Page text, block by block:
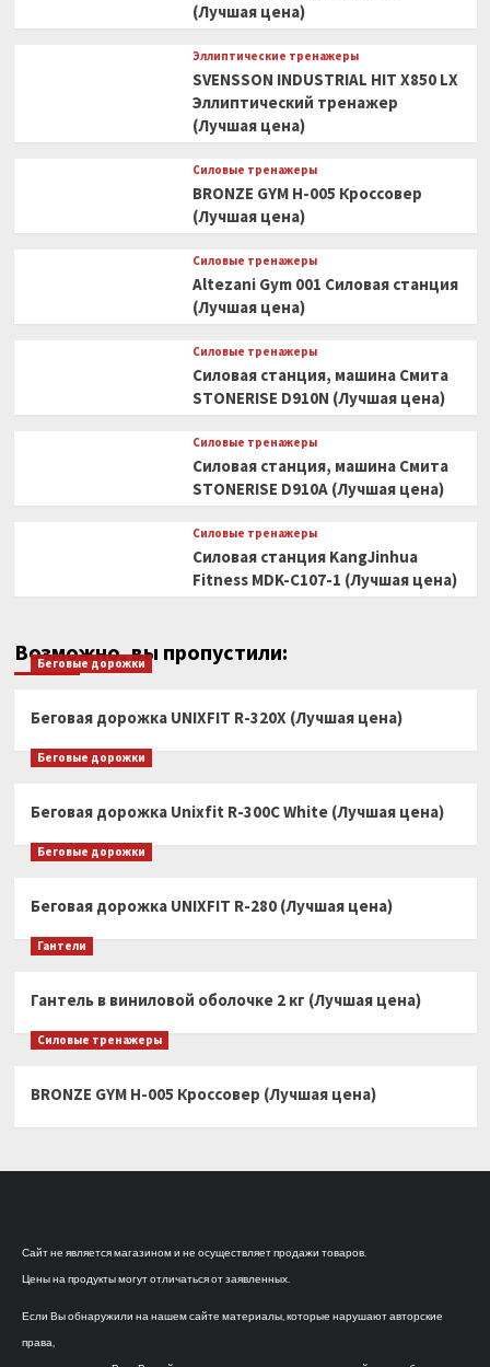
(Лучшая цена)
Эллиптические тренажеры
SVENSSON INDUSTRIAL HIT X850 LX
Эллиптический тренажер
(Лучшая цена)
Силовые тренажеры
BRONZE GYM H-005 Кроссовер
(Лучшая цена)
Силовые тренажеры
Altezani Gym 001 Силовая станция
(Лучшая цена)
Силовые тренажеры
Силовая станция, машина Смита
STONERISE D910N (Лучшая цена)
Силовые тренажеры
Силовая станция, машина Смита
STONERISE D910A (Лучшая цена)
Силовые тренажеры
Силовая станция KangJinhua
Fitness MDK-C107-1 (Лучшая цена)
Возможно, вы пропустили:
Беговые дорожки
Беговая дорожка UNIXFIT R-320X (Лучшая цена)
Беговые дорожки
Беговая дорожка Unixfit R-300C White (Лучшая цена)
Беговые дорожки
Беговая дорожка UNIXFIT R-280 (Лучшая цена)
Гантели
Гантель в виниловой оболочке 2 кг (Лучшая цена)
Силовые тренажеры
BRONZE GYM H-005 Кроссовер (Лучшая цена)
Сайт не является магазином и не осуществляет продажи товаров.
Цены на продукты могут отличаться от заявленных.
Если Вы обнаружили на нашем сайте материалы, которые нарушают авторские
права,